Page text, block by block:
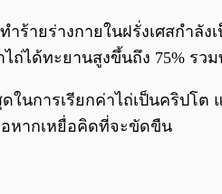
ายร่างกายในฝรั่งเศสกำลั
ได้ทะยานสูงขึ้นถึง 75% รว
นการเรียกค่าไถ่เป็นคริปโ
หากเหยื่อคิดที่จะขัดขืน